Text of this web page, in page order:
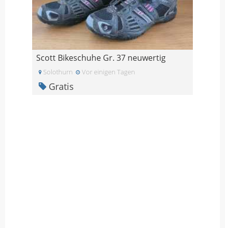
Scott Bikeschuhe Gr. 37 neuwertig
Solothurn Vor einigen Tagen
Gratis